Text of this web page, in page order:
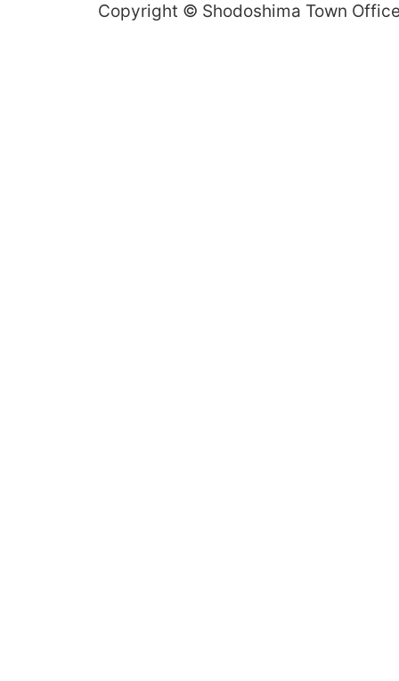
Copyright © Shodoshima Town